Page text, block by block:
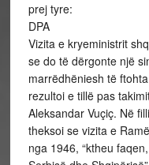
prej tyre:
DPA
Vizita e kryeministrit
se do të dërgonte një
marrëdhëniesh të
rezultoi e tillë pas
Aleksandar Vuçiç. Në
theksoi se vizita e
nga 1946, “ktheu